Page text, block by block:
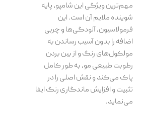
مهم‌ترین ویژگی این شامپو، پایه
شوینده ملایم آن است. این
فرمولاسیون، آلودگی‌ها و چربی
اضافه را بدون آسیب رساندن به
مولکول‌های رنگ و از بین بردن
رطوبت طبیعی مو، به طور کامل
پاک می‌کند و نقش اصلی را در
تثبیت و افزایش ماندگاری رنگ ایفا
می‌نماید.